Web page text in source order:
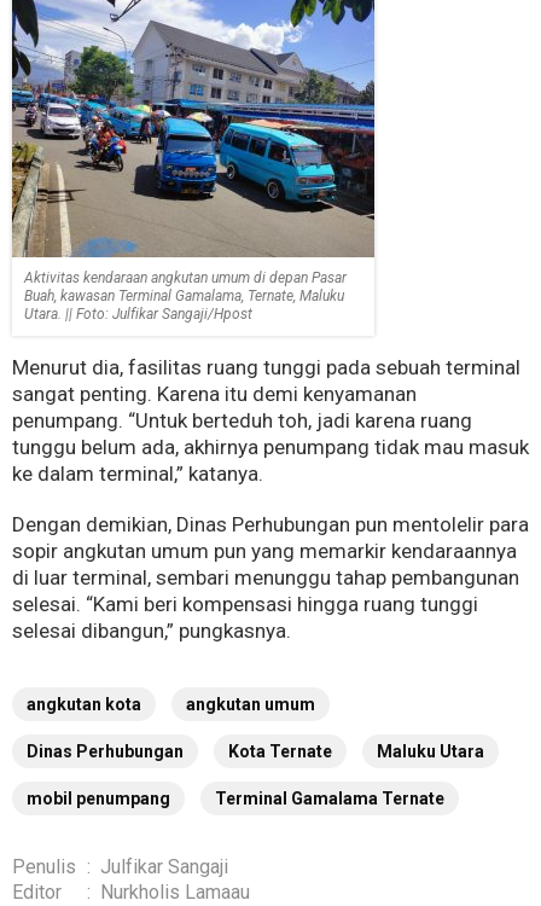
Aktivitas kendaraan angkutan umum di depan Pasar
Buah, kawasan Terminal Gamalama, Ternate, Maluku
Utara. || Foto: Julfikar Sangaji/Hpost
Menurut dia, fasilitas ruang tunggi pada sebuah terminal
sangat penting. Karena itu demi kenyamanan
penumpang. “Untuk berteduh toh, jadi karena ruang
tunggu belum ada, akhirnya penumpang tidak mau masuk
ke dalam terminal,” katanya.
Dengan demikian, Dinas Perhubungan pun mentolelir para
sopir angkutan umum pun yang memarkir kendaraannya
di luar terminal, sembari menunggu tahap pembangunan
selesai. “Kami beri kompensasi hingga ruang tunggi
selesai dibangun,” pungkasnya.
angkutan kota angkutan umum
Dinas Perhubungan Kota Ternate Maluku Utara
mobil penumpang Terminal Gamalama Ternate
Penulis : Julfikar Sangaji
Editor
: Nurkholis Lamaau